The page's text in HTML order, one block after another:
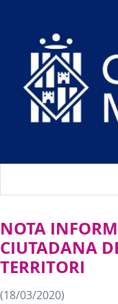
NOTA
CIUTADANA
TERRITORI
(18/03/2020)